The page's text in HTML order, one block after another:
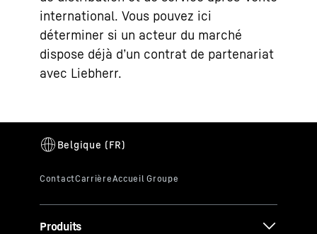
international. Vous pouvez ici
déterminer si un acteur du marché
dispose déjà d’un contrat de partenariat
avec Liebherr.
Produits